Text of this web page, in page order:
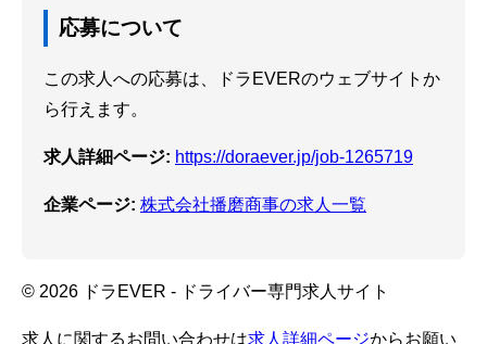
応募について
この求人への応募は、ドラEVERのウェブサイトか
ら行えます。
求人詳細ページ: https://doraever.jp/job-1265719
企業ページ: 株式会社播磨商事の求人一覧
© 2026 ドラEVER - ドライバー専門求人サイト
求人に関するお問い合わせは求人詳細ページからお願い